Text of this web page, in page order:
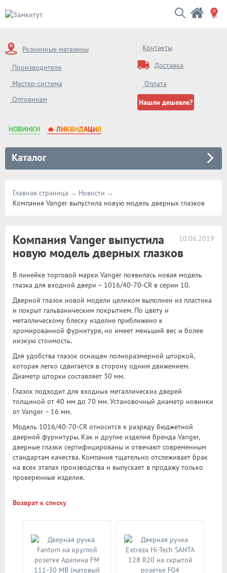
Розничные магазины
Производители
Мастер-система
Оптовикам
Контакты
Доставка
Оплата
Нашли дешевле?
НОВИНКИ 🔥 ЛИКВИДАЦИЯ
Каталог
Главная страница
Новости
Компания Vanger выпустила новую модель дверных глазков
10.06.2019
Компания Vanger выпустила
новую модель дверных глазков
В линейке торговой марки Vanger появилась новая модель
глазка для входной двери – 1016/40-70-CR в серии 10.
Дверной глазок новой модели целиком выполнен из пластика
и покрыт гальваническим покрытием. По цвету и
металлическому блеску изделие приближено к
хромированной фурнитуре, но имеет меньший вес и более
низкую стоимость.
Для удобства глазок оснащен полноразмерной шторкой,
которая легко сдвигается в сторону одним движением.
Диаметр шторки составляет 30 мм.
Глазок подходит для входных металлических дверей
толщиной от 40 мм до 70 мм. Установочный диаметр новинки
от Vanger – 16 мм.
Модель 1016/40-70-CR относится к разряду бюджетной
дверной фурнитуры. Как и другие изделия бренда Vanger,
дверные глазки сертифицированы и отвечают современным
стандартам качества. Компания тщательно отслеживает брак
на всех этапах производства и выпускает в продажу только
проверенные изделия.
Возврат к списку